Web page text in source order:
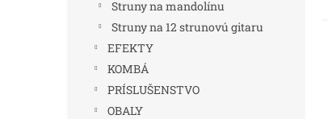
Struny na mandolínu
Struny na 12 strunovú gitaru
EFEKTY
KOMBÁ
PRÍSLUŠENSTVO
OBALY